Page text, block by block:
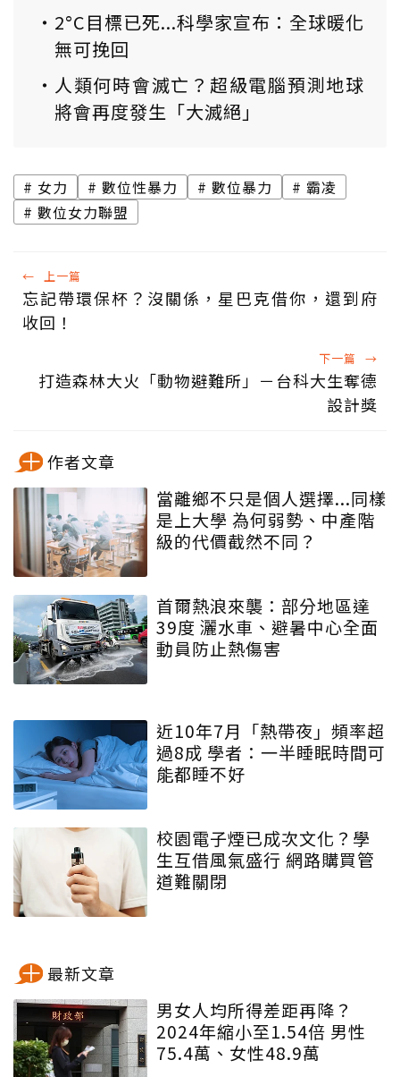
2°C目標已死...科學家宣布：全球暖化
無可挽回
人類何時會滅亡？超級電腦預測地球
將會再度發生「大滅絕」
女力 數位性暴力 數位暴力
霸凌
數位女力聯盟
← 上一篇
忘記帶環保杯？沒關係，星巴克借你，還到府
收回！
下一篇 →
打造森林大火「動物避難所」－台科大生奪德
設計獎
作者文章
當離鄉不只是個人選擇...同樣
是上大學 為何弱勢、中產階
級的代價截然不同？
首爾熱浪來襲：部分地區達
39度 灑水車、避暑中心全面
動員防止熱傷害
近10年7月「熱帶夜」頻率超
過8成 學者：一半睡眠時間可
能都睡不好
校園電子煙已成次文化？學
生互借風氣盛行 網路購買管
道難關閉
最新文章
男女人均所得差距再降？
2024年縮小至1.54倍 男性
75.4萬、女性48.9萬